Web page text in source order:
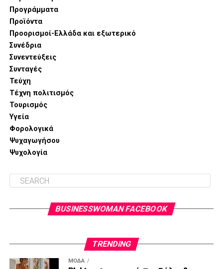
Ποτέ δεν είναι αργά μπορείτε να ξεκινήσετε την
προσπάθεια από σήμερα.
Ισορροπημένη διατροφή, ενυδάτωση, μακριά από τρανς
λιπαρά και επεξεργασμένες τροφές.
πηγή:https://zoumeoraia.okmarkets.gr/i-kaki-diatrofi-
kyria-pigi-kyttaritidas/
Προγράμματα
Προϊόντα
Προορισμοί-Ελλάδα και εξωτερικό
Συνέδρια
Συνεντεύξεις
Συνταγές
Τεύχη
Τέχνη πολιτισμός
Τουρισμός
Υγεία
Φορολογικά
Ψυχαγωγήσου
Ψυχολογία
BUSINESSWOMAN FACEBOOK
TRENDING
ΜΌΔΑ